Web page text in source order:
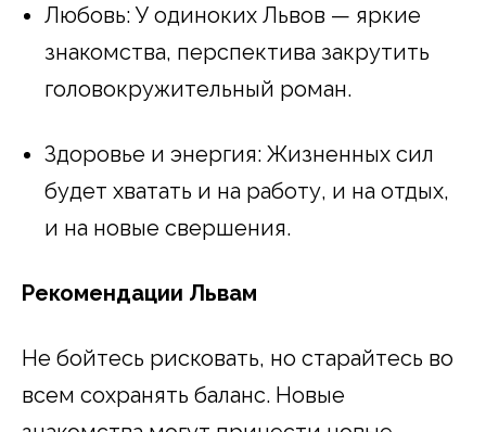
Любовь: У одиноких Львов — яркие
знакомства, перспектива закрутить
головокружительный роман.
Здоровье и энергия: Жизненных сил
будет хватать и на работу, и на отдых,
и на новые свершения.
Рекомендации Львам
Не бойтесь рисковать, но старайтесь во
всем сохранять баланс. Новые